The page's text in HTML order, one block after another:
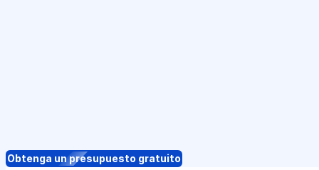
Obtenga un presupuesto gratuito